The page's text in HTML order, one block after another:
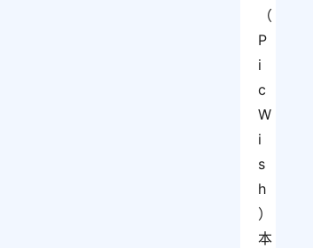
（
P
i
c
W
i
s
h
）
本